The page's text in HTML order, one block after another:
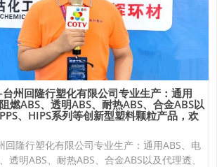
台州回隆行塑化有限公司专业生产：通用
燃ABS、透明ABS、耐热ABS、合金ABS以
、HIPS系列等创新型塑料颗粒产品，欢
回隆行塑化有限公司专业生产：通用ABS、电
透明ABS、耐热ABS、合金ABS以及代理透、